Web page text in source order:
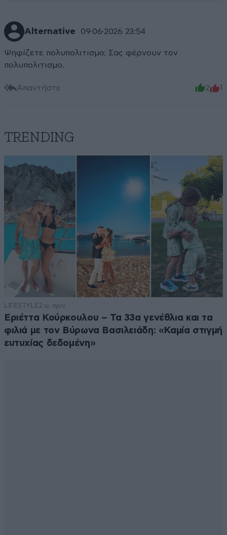
Alternative 09·06·2026 23:54
Ψηφίζετε πολυπολιτισμο; Σας φέρνουν τον
πολυπολιτισμο.
Απαντήστε 2 1
TRENDING
LIFESTYLE 2 ω. πριν
Εριέττα Κούρκουλου – Τα 33α γενέθλια και τα
φιλιά με τον Βύρωνα Βασιλειάδη: «Καμία στιγμή
ευτυχίας δεδομένη»